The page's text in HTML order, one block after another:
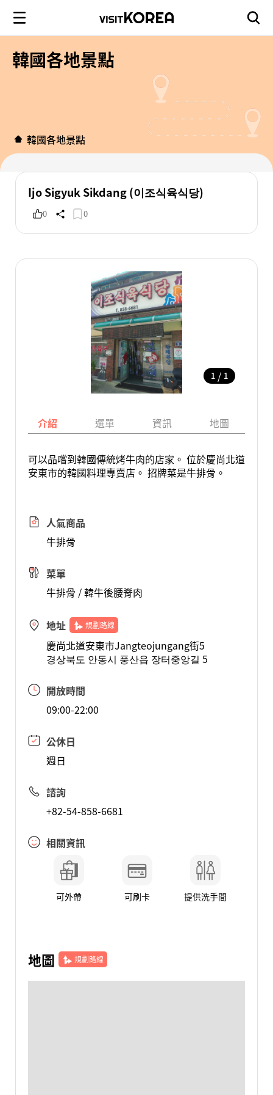
韓國各地景點
韓國各地景點
Ijo Sigyuk Sikdang (이조식육식당)
0 0
1 / 1
介紹 選單 資訊 地圖
可以品嚐到韓國傳統烤牛肉的店家。 位於慶尚北道
安東市的韓國料理專賣店。 招牌菜是牛排骨。
人氣商品
牛排骨
菜單
牛排骨 / 韓牛後腰脊肉
地址 規劃路線
慶尚北道安東市Jangteojungang街5
경상북도 안동시 풍산읍 장터중앙길 5
開放時間
09:00-22:00
公休日
週日
諮詢
+82-54-858-6681
相關資訊
可外帶 可刷卡 提供洗手間
地圖 規劃路線